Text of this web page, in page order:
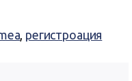
, регистроация